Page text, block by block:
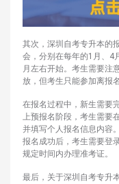
其次，深圳自考专升本的
会，分别在每年的1月、4
月左右开始。考生需要注
放，但考生只能参加离报
在报名过程中，新生需要
上预报名阶段，考生需要
并填写个人报名信息内容
报名成功后，考生需要登
规定时间内办理准考证。
最后，关于深圳自考专升